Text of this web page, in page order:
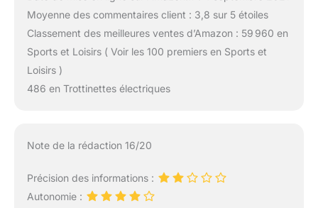
Moyenne des commentaires client : 3,8 sur 5 étoiles
Classement des meilleures ventes d’Amazon : 59 960 en
Sports et Loisirs ( Voir les 100 premiers en Sports et
Loisirs )
486 en Trottinettes électriques
Note de la rédaction 16/20
Précision des informations :
Autonomie :